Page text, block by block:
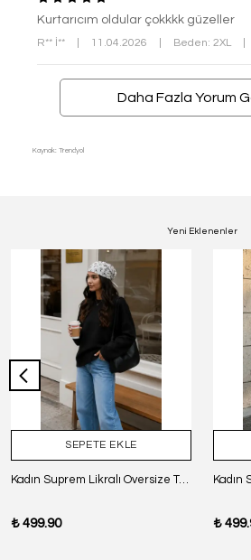
Kurtarıcım oldular çokkkk güzeller
R** İ** 11.04.2026 Beden: 2XL
Daha Fazla Yorum
Kaynak: Trendyol
Yeni Eklenenler
SEPETE EKLE
Kadın Suprem Likralı Oversize T-Shirt - SİYAH
₺ 499.90 ₺